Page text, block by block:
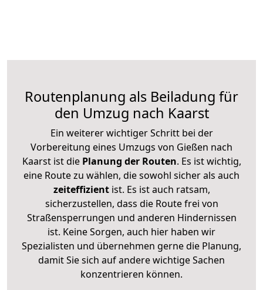
Routenplanung als Beiladung für
den Umzug nach Kaarst
Ein weiterer wichtiger Schritt bei der
Vorbereitung eines Umzugs von Gießen nach
Kaarst ist diePlanung der Routen. Es ist wichtig,
eine Route zu wählen, die sowohl sicher als auch
zeiteffizientist. Es ist auch ratsam,
sicherzustellen, dass die Route frei von
Straßensperrungen und anderen Hindernissen
ist. Keine Sorgen, auch hier haben wir
Spezialisten und übernehmen gerne die Planung,
damit Sie sich auf andere wichtige Sachen
konzentrieren können.